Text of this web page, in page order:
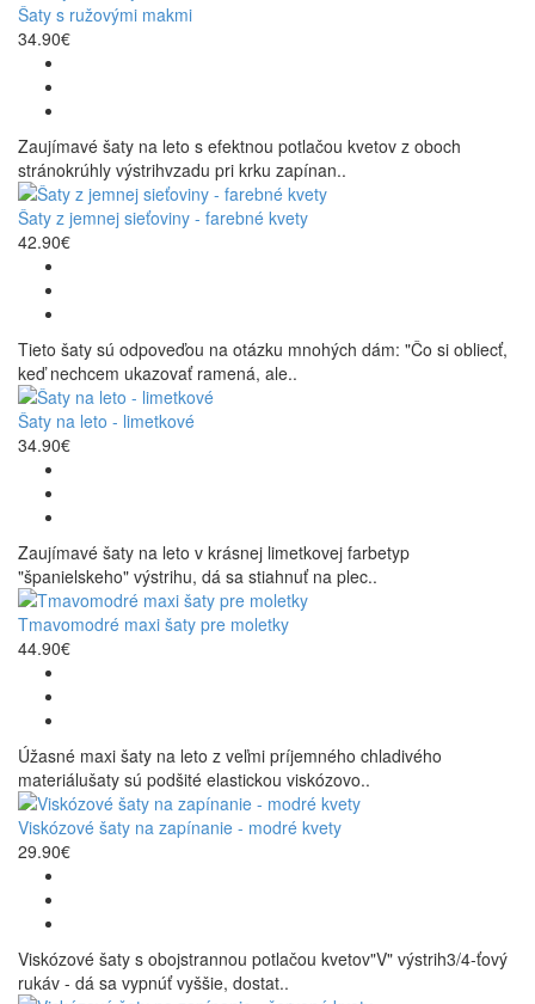
Šaty s ružovými makmi
34.90€
Zaujímavé šaty na leto s efektnou potlačou kvetov z oboch
stránokrúhly výstrihvzadu pri krku zapínan..
Šaty z jemnej sieťoviny - farebné kvety
42.90€
Tieto šaty sú odpoveďou na otázku mnohých dám: "Čo si obliecť,
keď nechcem ukazovať ramená, ale..
Šaty na leto - limetkové
34.90€
Zaujímavé šaty na leto v krásnej limetkovej farbetyp
"španielskeho" výstrihu, dá sa stiahnuť na plec..
Tmavomodré maxi šaty pre moletky
44.90€
Úžasné maxi šaty na leto z veľmi príjemného chladivého
materiálušaty sú podšité elastickou viskózovo..
Viskózové šaty na zapínanie - modré kvety
29.90€
Viskózové šaty s obojstrannou potlačou kvetov"V" výstrih3/4-ťový
rukáv - dá sa vypnúť vyššie, dostat..